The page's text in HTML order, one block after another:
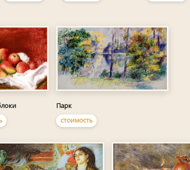
Парк
СТОИМОСТЬ